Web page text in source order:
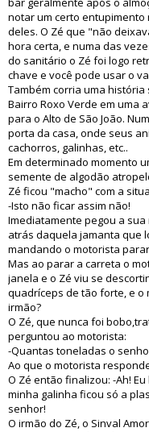
notar um certo
deles. O Zé que "não
hora certa, e numa das
do sanitário o Zé foi logo
chave e você pode usar o
Também corria uma
Bairro Roxo Verde em uma
para o Alto de São João.
porta da casa, onde seus
cachorros, galinhas, etc..
Em determinado momento
semente de algodão
Zé ficou "macho" com a
-Isto não ficar assim não!
Imediatamente pegou a
atrás daquela jamanta que
mandando o motorista
Mas ao parar a carreta o
janela e o Zé viu se
quadríceps de tão forte, e o
irmão?
O Zé, que nunca foi
perguntou ao motorista:
-Quantas toneladas o
Ao que o motorista
O Zé então finalizou: -Ah!
minha galinha ficou só a
senhor!
O irmão do Zé, o Sinval